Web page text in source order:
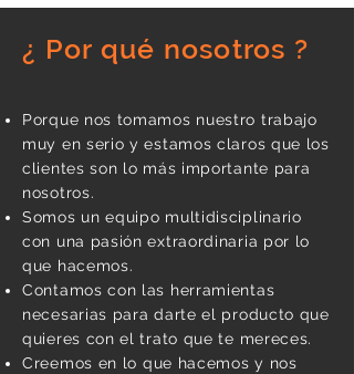
¿ Por qué nosotros ?
Porque nos tomamos nuestro trabajo
muy en serio y estamos claros que los
clientes son lo más importante para
nosotros.
Somos un equipo multidisciplinario
con una pasión extraordinaria por lo
que hacemos.
Contamos con las herramientas
necesarias para darte el producto que
quieres con el trato que te mereces.
Creemos en lo que hacemos y nos